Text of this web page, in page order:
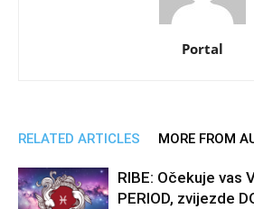
Portal
RELATED ARTICLES MORE FROM
RIBE: Očekuje vas
PERIOD, zvijezde